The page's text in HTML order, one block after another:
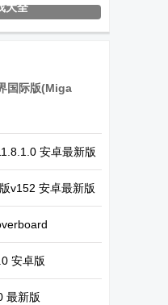
版
机版
方
金币钻石版
大全
国际版(Miga
安卓最新版
v152 安卓最新版
安卓版
最新版